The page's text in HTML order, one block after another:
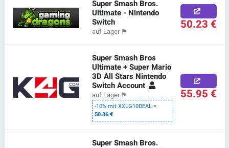
Super Smash Bros.
Ultimate - Nintendo
Switch
auf Lager 🏴 50.23 €
Super Smash Bros
Ultimate + Super Mario
3D All Stars Nintendo
Switch Account
auf Lager 🏴
-10% mit XXLG10DEAL =
50.36 €
55.95 €
Super Smash Bros.